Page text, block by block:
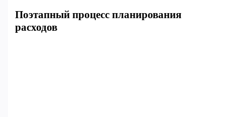
Поэтапный процесс планирования
расходов